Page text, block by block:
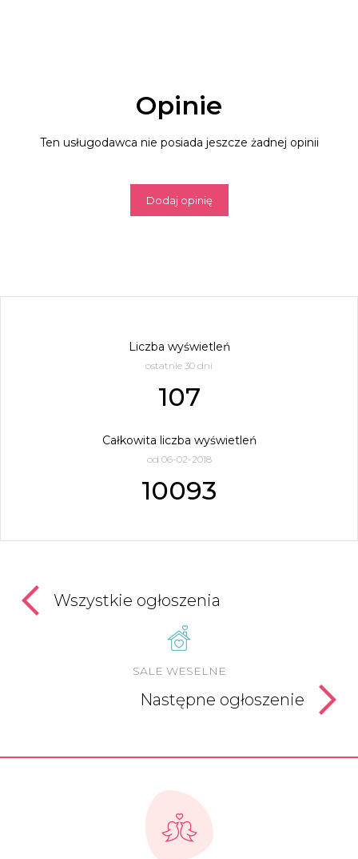
Opinie
Ten usługodawca nie posiada jeszcze żadnej opinii
Dodaj opinię
Liczba wyświetleń
ostatnie 30 dni
107
Całkowita liczba wyświetleń
od 06-02-2018
10093
Wszystkie ogłoszenia
SALE WESELNE
Następne ogłoszenie